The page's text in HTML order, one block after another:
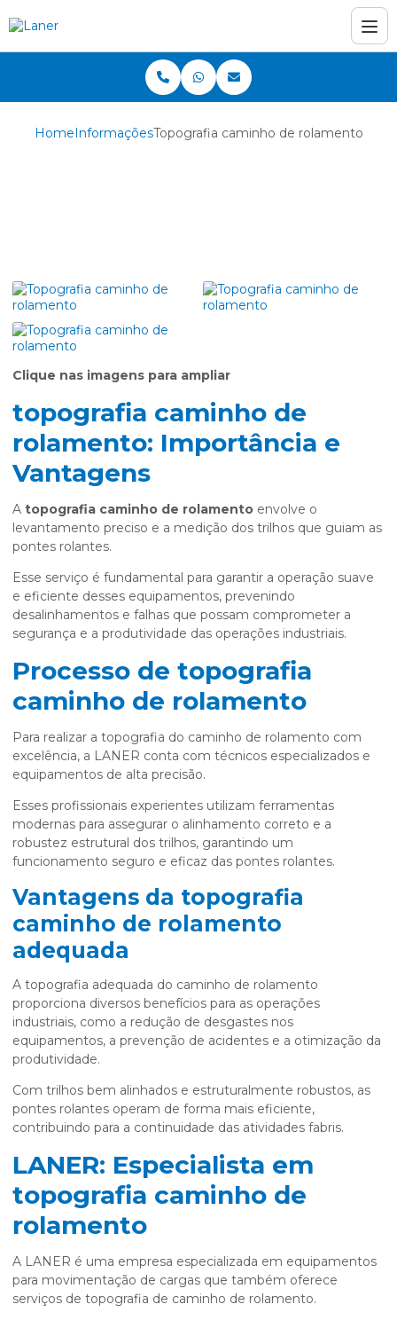
HomeInformaçõesTopografia caminho de rolamento
Clique nas imagens para ampliar
topografia caminho de
rolamento: Importância e
Vantagens
A topografia caminho de rolamento envolve o
levantamento preciso e a medição dos trilhos que guiam as
pontes rolantes.
Esse serviço é fundamental para garantir a operação suave
e eficiente desses equipamentos, prevenindo
desalinhamentos e falhas que possam comprometer a
segurança e a produtividade das operações industriais.
Processo de topografia
caminho de rolamento
Para realizar a topografia do caminho de rolamento com
excelência, a LANER conta com técnicos especializados e
equipamentos de alta precisão.
Esses profissionais experientes utilizam ferramentas
modernas para assegurar o alinhamento correto e a
robustez estrutural dos trilhos, garantindo um
funcionamento seguro e eficaz das pontes rolantes.
Vantagens da topografia
caminho de rolamento
adequada
A topografia adequada do caminho de rolamento
proporciona diversos benefícios para as operações
industriais, como a redução de desgastes nos
equipamentos, a prevenção de acidentes e a otimização da
produtividade.
Com trilhos bem alinhados e estruturalmente robustos, as
pontes rolantes operam de forma mais eficiente,
contribuindo para a continuidade das atividades fabris.
LANER: Especialista em
topografia caminho de
rolamento
A LANER é uma empresa especializada em equipamentos
para movimentação de cargas que também oferece
serviços de topografia de caminho de rolamento.